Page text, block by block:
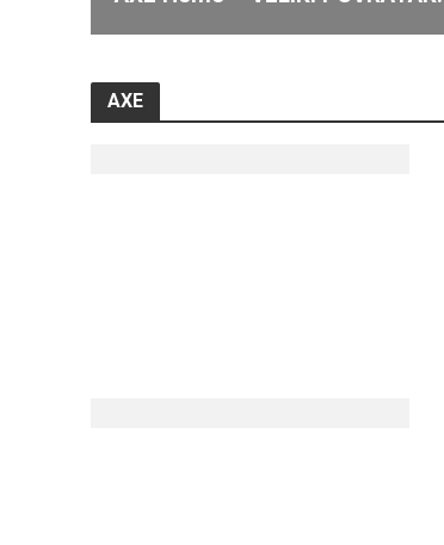
AXE